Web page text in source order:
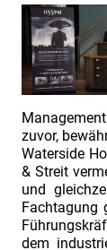
zuvor,
Waterside
& Streit
und
Fachtagung
dem
&
zur
&